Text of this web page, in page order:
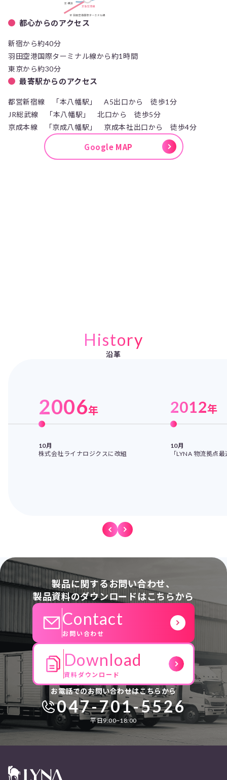
都心からのアクセス
新宿から約40分
羽田空港国際ターミナル線から約1時間
東京から約30分
最寄駅からのアクセス
都営新宿線 「本八幡駅」 A5出口から 徒歩1分
JR総武線 「本八幡駅」 北口から 徒歩5分
京成本線 「京成八幡駅」 京成本社出口から 徒歩4分
Google MAP
History
沿革
2006年
10月
株式会社ライナロジクスに改組
2012年
10月
「LYNA 物流拠点
製品に関するお問い合わせ、
製品資料のダウンロードはこちらから
Contact
お問い合わせ
Download
資料ダウンロード
お電話でのお問い合わせはこちらから
047-701-5526
平日9:00~18:00